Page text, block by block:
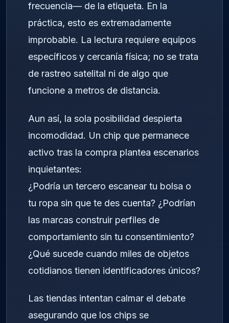
frecuencia— de la etiqueta. En la
práctica, esto es extremadamente
improbable. La lectura requiere equipos
específicos y cercanía física; no se trata
de rastreo satelital ni de algo que
funcione a metros de distancia.
Aun así, la sola posibilidad despierta
incomodidad. Un chip que permanece
activo tras la compra plantea escenarios
inquietantes:
¿Podría un tercero escanear tu bolsa o
tu ropa sin que te des cuenta? ¿Podrían
las marcas construir perfiles de
comportamiento sin tu consentimiento?
¿Qué sucede cuando miles de objetos
cotidianos tienen identificadores únicos?
Las tiendas intentan calmar el debate
asegurando que los chips se